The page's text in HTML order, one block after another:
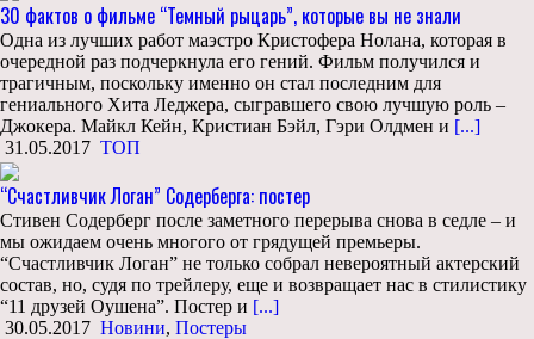
30 фактов о фильме “Темный рыцарь”, которые вы не знали
Одна из лучших работ маэстро Кристофера Нолана, которая в
очередной раз подчеркнула его гений. Фильм получился и
трагичным, поскольку именно он стал последним для
гениального Хита Леджера, сыгравшего свою лучшую роль –
Джокера. Майкл Кейн, Кристиан Бэйл, Гэри Олдмен и [...]
31.05.2017 ТОП
“Счастливчик Логан” Содерберга: постер
Стивен Содерберг после заметного перерыва снова в седле – и
мы ожидаем очень многого от грядущей премьеры.
“Счастливчик Логан” не только собрал невероятный актерский
состав, но, судя по трейлеру, еще и возвращает нас в стилистику
“11 друзей Оушена”. Постер и [...]
30.05.2017 Новини, Постеры